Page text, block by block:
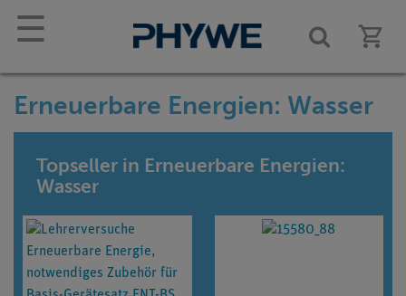
☰
Erneuerbare Energien: Wasser
Topseller in Erneuerbare Energien:
Wasser